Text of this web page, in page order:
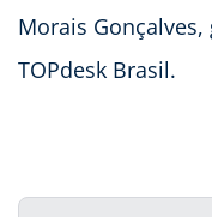
Morais
TOPdesk Brasil.